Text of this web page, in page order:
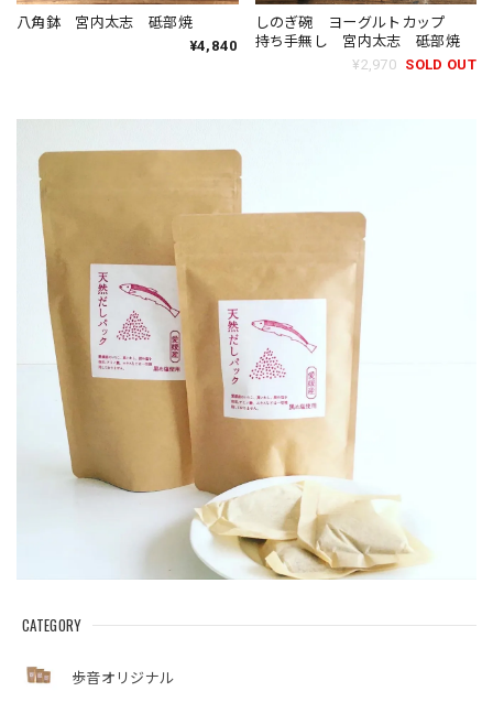
CATEGORY
歩音オリジナル
八角鉢 宮内太志 砥部焼
¥4,840
しのぎ碗 ヨーグルトカップ
持ち手無し 宮内太志 砥部焼
¥2,970 SOLD OUT